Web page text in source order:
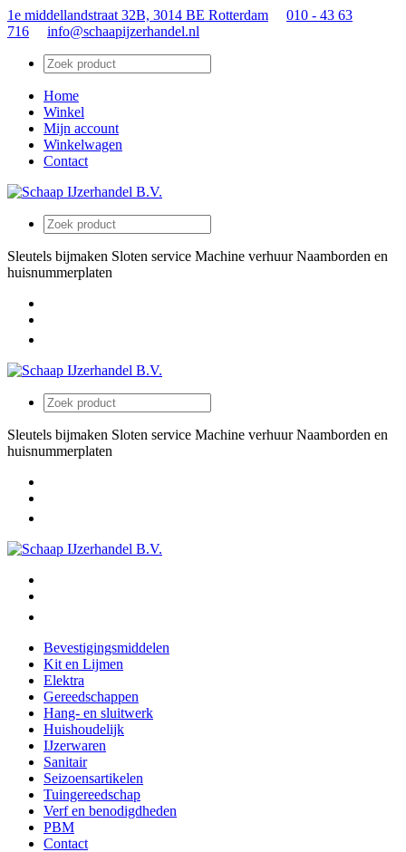
1e middellandstraat 32B, 3014 BE Rotterdam
010 - 43 63
716
info@schaapijzerhandel.nl
Home
Winkel
Mijn account
Winkelwagen
Contact
Sleutels bijmaken Sloten service Machine verhuur Naamborden en
huisnummerplaten
Sleutels bijmaken Sloten service Machine verhuur Naamborden en
huisnummerplaten
Bevestigingsmiddelen
Kit en Lijmen
Elektra
Gereedschappen
Hang- en sluitwerk
Huishoudelijk
IJzerwaren
Sanitair
Seizoensartikelen
Tuingereedschap
Verf en benodigdheden
PBM
Contact